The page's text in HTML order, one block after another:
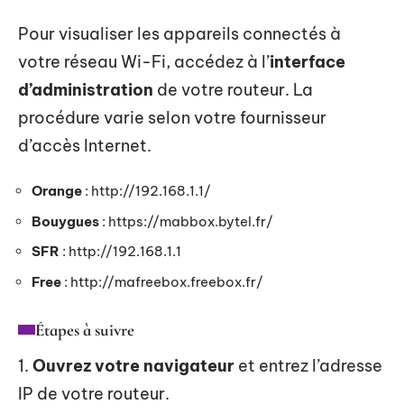
Pour visualiser les appareils connectés à
votre réseau Wi-Fi, accédez à l’interface
d’administration de votre routeur. La
procédure varie selon votre fournisseur
d’accès Internet.
Orange : http://192.168.1.1/
Bouygues : https://mabbox.bytel.fr/
SFR : http://192.168.1.1
Free : http://mafreebox.freebox.fr/
Étapes à suivre
1. Ouvrez votre navigateur et entrez l’adresse
IP de votre routeur.